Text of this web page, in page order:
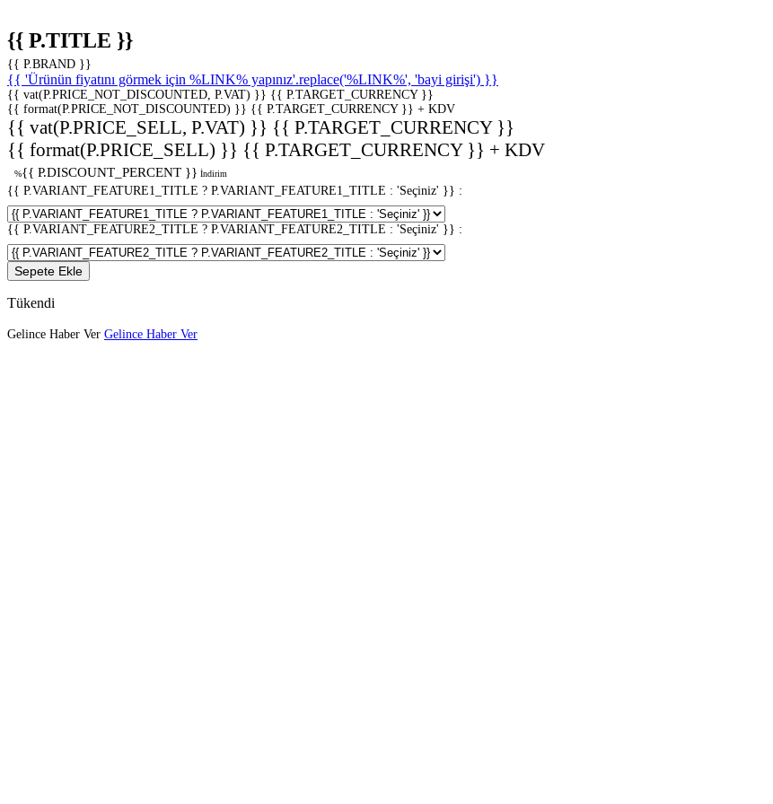
{{ P.TITLE }}
{{ P.BRAND }}
{{ 'Ürünün fiyatını görmek için %LINK% yapınız'.replace('%LINK%', 'bayi girişi') }}
{{ vat(P.PRICE_NOT_DISCOUNTED, P.VAT) }} {{ P.TARGET_CURRENCY }}
{{ format(P.PRICE_NOT_DISCOUNTED) }} {{ P.TARGET_CURRENCY }} + KDV
{{ vat(P.PRICE_SELL, P.VAT) }} {{ P.TARGET_CURRENCY }}
{{ format(P.PRICE_SELL) }} {{ P.TARGET_CURRENCY }} + KDV
%{{ P.DISCOUNT_PERCENT }} İndirim
{{ P.VARIANT_FEATURE1_TITLE ? P.VARIANT_FEATURE1_TITLE : 'Seçiniz' }} :
{{ P.VARIANT_FEATURE2_TITLE ? P.VARIANT_FEATURE2_TITLE : 'Seçiniz' }} :
Sepete Ekle
Tükendi
Gelince Haber Ver Gelince Haber Ver